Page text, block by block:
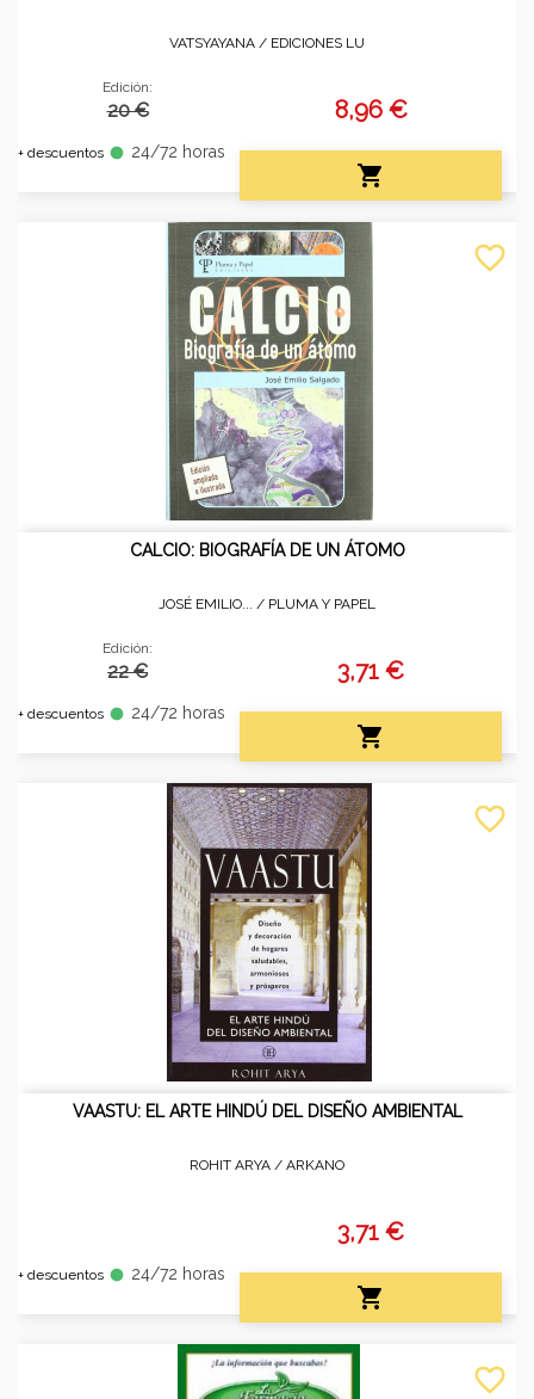
VATSYAYANA / EDICIONES LU
Edición:
20 €
+ descuentos fiber_manual_record 24/72 horas
8,96 €

CALCIO: BIOGRAFÍA DE UN ÁTOMO
JOSÉ EMILIO... / PLUMA Y PAPEL
Edición:
22 €
+ descuentos fiber_manual_record 24/72 horas
3,71 €

favorite_border
VAASTU: EL ARTE HINDÚ DEL DISEÑO AMBIENTAL
ROHIT ARYA / ARKANO
+ descuentos fiber_manual_record 24/72 horas
3,71 €

favorite_border
favorite_border